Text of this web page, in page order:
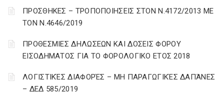
ΠΡΟΣΘΗΚΕΣ – ΤΡΟΠΟΠΟΙΗΣΕΙΣ ΣΤΟΝ Ν.4172/2013 ΜΕ
ΤΟΝ Ν.4646/2019
ΠΡΟΘΕΣΜΙΕΣ ΔΗΛΩΣΕΩΝ ΚΑΙ ΔΟΣΕΙΣ ΦΟΡΟΥ
ΕΙΣΟΔΗΜΑΤΟΣ ΓΙΑ ΤΟ ΦΟΡΟΛΟΓΙΚΟ ΕΤΟΣ 2018
ΛΟΓΙΣΤΙΚΈΣ ΔΙΑΦΟΡΈΣ – ΜΗ ΠΑΡΑΓΩΓΙΚΈΣ ΔΑΠΆΝΕΣ
– ΔΕΔ 585/2019